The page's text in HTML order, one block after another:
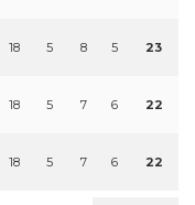
18 5 8 5 23
18 5 7 6 22
18 5 7 6 22